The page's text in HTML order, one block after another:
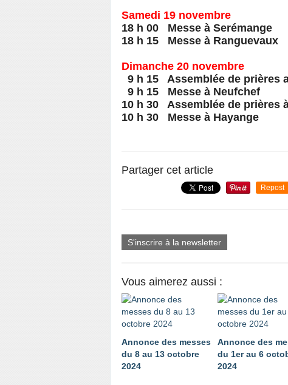
Samedi 19 novembre
18 h 00 Messe à Serémange
18 h 15 Messe à Ranguevaux
Dimanche 20 novembre
9 h 15 Assemblée de prières
9 h 15 Messe à Neufchef
10 h 30 Assemblée de prières
10 h 30 Messe à Hayange
Partager cet article
Repost
S'inscrire à la newsletter
Vous aimerez aussi :
Annonce des messes
du 8 au 13 octobre
2024
Annonce des
du 1er au 6
2024